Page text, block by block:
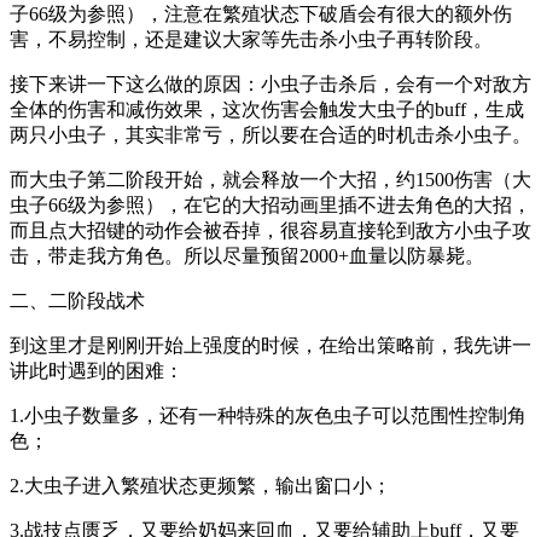
子66级为参照），注意在繁殖状态下破盾会有很大的额外伤
害，不易控制，还是建议大家等先击杀小虫子再转阶段。
接下来讲一下这么做的原因：小虫子击杀后，会有一个对敌方
全体的伤害和减伤效果，这次伤害会触发大虫子的buff，生成
两只小虫子，其实非常亏，所以要在合适的时机击杀小虫子。
而大虫子第二阶段开始，就会释放一个大招，约1500伤害（大
虫子66级为参照），在它的大招动画里插不进去角色的大招，
而且点大招键的动作会被吞掉，很容易直接轮到敌方小虫子攻
击，带走我方角色。所以尽量预留2000+血量以防暴毙。
二、二阶段战术
到这里才是刚刚开始上强度的时候，在给出策略前，我先讲一
讲此时遇到的困难：
1.小虫子数量多，还有一种特殊的灰色虫子可以范围性控制角
色；
2.大虫子进入繁殖状态更频繁，输出窗口小；
3.战技点匮乏，又要给奶妈来回血，又要给辅助上buff，又要